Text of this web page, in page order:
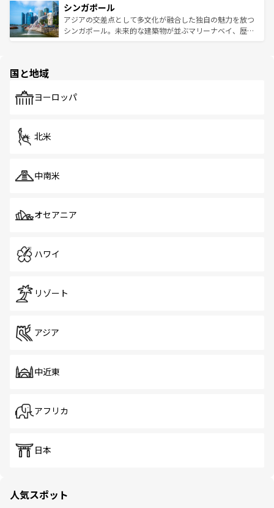
参照してほしい。
激する。気候は一年中温暖で、どの季節にも異なる楽しみ
が待っている。親しみやすいタイの人々、仏教を中心とし
た文化、そして多様な観光資源が、訪れる旅人を魅了し続
み、どこを訪れても感動するはず。観光スポットが密集し
ており、効率よく見どころを回れるのも魅力。息をのむよ
うな絶景から文化的な体験まで、香港を存分に楽しみ尽く
シンガポール
アジアの交差点として多文化が融合した独自の魅力を放つ
シンガポール。未来的な建築物が並ぶマリーナベイ、歴史
で、ホーカーズは地元の風情を楽しめる外せないスポット
国と地域
ヨーロッパ
北米
中南米
オセアニア
ハワイ
リゾート
アジア
中近東
アフリカ
日本
人気スポット